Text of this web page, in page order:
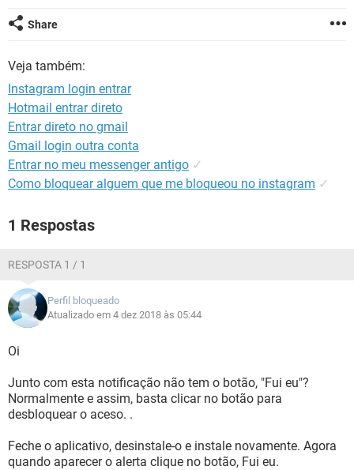
Share
Veja também:
Instagram login entrar
Hotmail entrar direto
Entrar direto no gmail
Gmail login outra conta
Entrar no meu messenger antigo ✓
Como bloquear alguem que me bloqueou no instagram ✓
1 Respostas
RESPOSTA 1 / 1
Perfil bloqueado
Atualizado em 4 dez 2018 às 05:44
Oi
Junto com esta notificação não tem o botão, "Fui eu"?
Normalmente e assim, basta clicar no botão para
desbloquear o aceso. .
Feche o aplicativo, desinstale-o e instale novamente. Agora
quando aparecer o alerta clique no botão, Fui eu.